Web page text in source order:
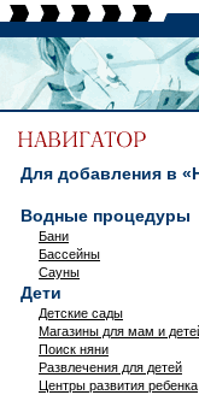
Для добавления в
Водные процедуры
Бани
Бассейны
Сауны
Дети
Детские сады
Магазины для мам и
Поиск няни
Развлечения для детей
Центры развития ребенка